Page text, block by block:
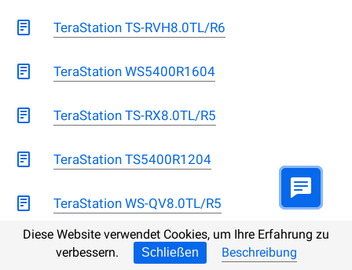
TeraStation TS-RVH8.0TL/R6
TeraStation WS5400R1604
TeraStation TS-RX8.0TL/R5
TeraStation TS5400R1204
TeraStation WS-QV8.0TL/R5
TeraStation TS-I4.0TGL/R5
Diese Website verwendet Cookies, um Ihre Erfahrung zu
verbessern.
Schließen Beschreibung